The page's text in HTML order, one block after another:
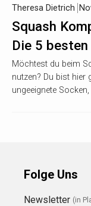
Squash
Die 5
Theresa Dietrich
Möchtest du beim
nutzen? Du bist hier
ungeeignete
Folge Uns
Newsletter (in